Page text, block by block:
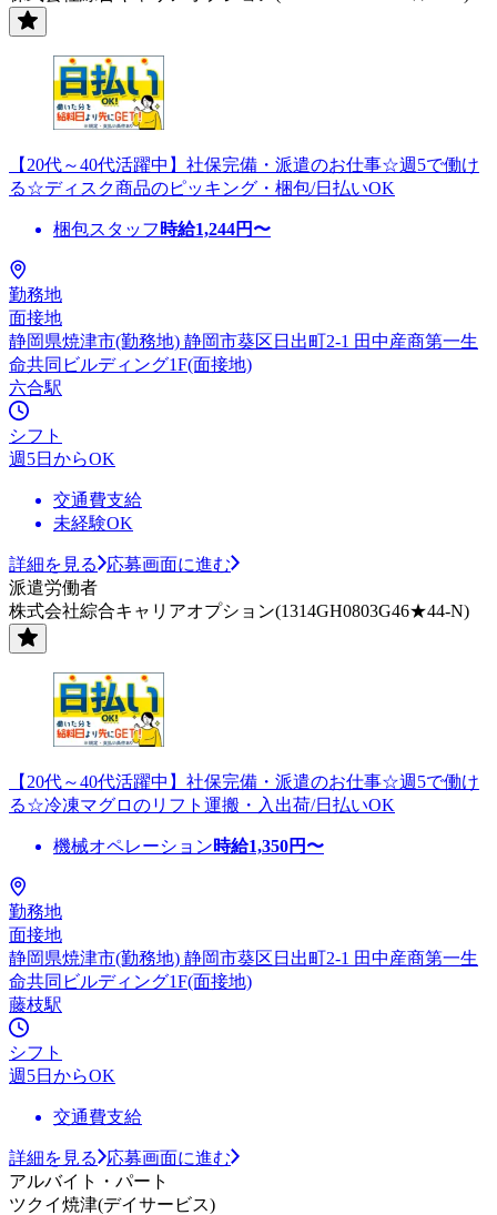
【20代～40代活躍中】社保完備・派遣のお仕事☆週5で働け
る☆ディスク商品のピッキング・梱包/日払いOK
梱包スタッフ 時給1,244円〜
勤務地
面接地
静岡県焼津市(勤務地) 静岡市葵区日出町2-1 田中産商第一生
命共同ビルディング1F(面接地)
六合駅
シフト
週5日からOK
交通費支給
未経験OK
詳細を見る
応募画面に進む
派遣労働者
株式会社綜合キャリアオプション(1314GH0803G46★44-N)
【20代～40代活躍中】社保完備・派遣のお仕事☆週5で働け
る☆冷凍マグロのリフト運搬・入出荷/日払いOK
機械オペレーション時給1,350円〜
勤務地
面接地
静岡県焼津市(勤務地) 静岡市葵区日出町2-1 田中産商第一生
命共同ビルディング1F(面接地)
藤枝駅
シフト
週5日からOK
交通費支給
詳細を見る
応募画面に進む
アルバイト・パート
ツクイ焼津(デイサービス)